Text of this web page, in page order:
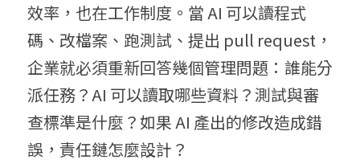
效率，也在工作制度。當 AI 可以讀程式
碼、改檔案、跑測試、提出 pull request，
企業就必須重新回答幾個管理問題：誰能分
派任務？AI 可以讀取哪些資料？測試與審
查標準是什麼？如果 AI 產出的修改造成錯
誤，責任鏈怎麼設計？